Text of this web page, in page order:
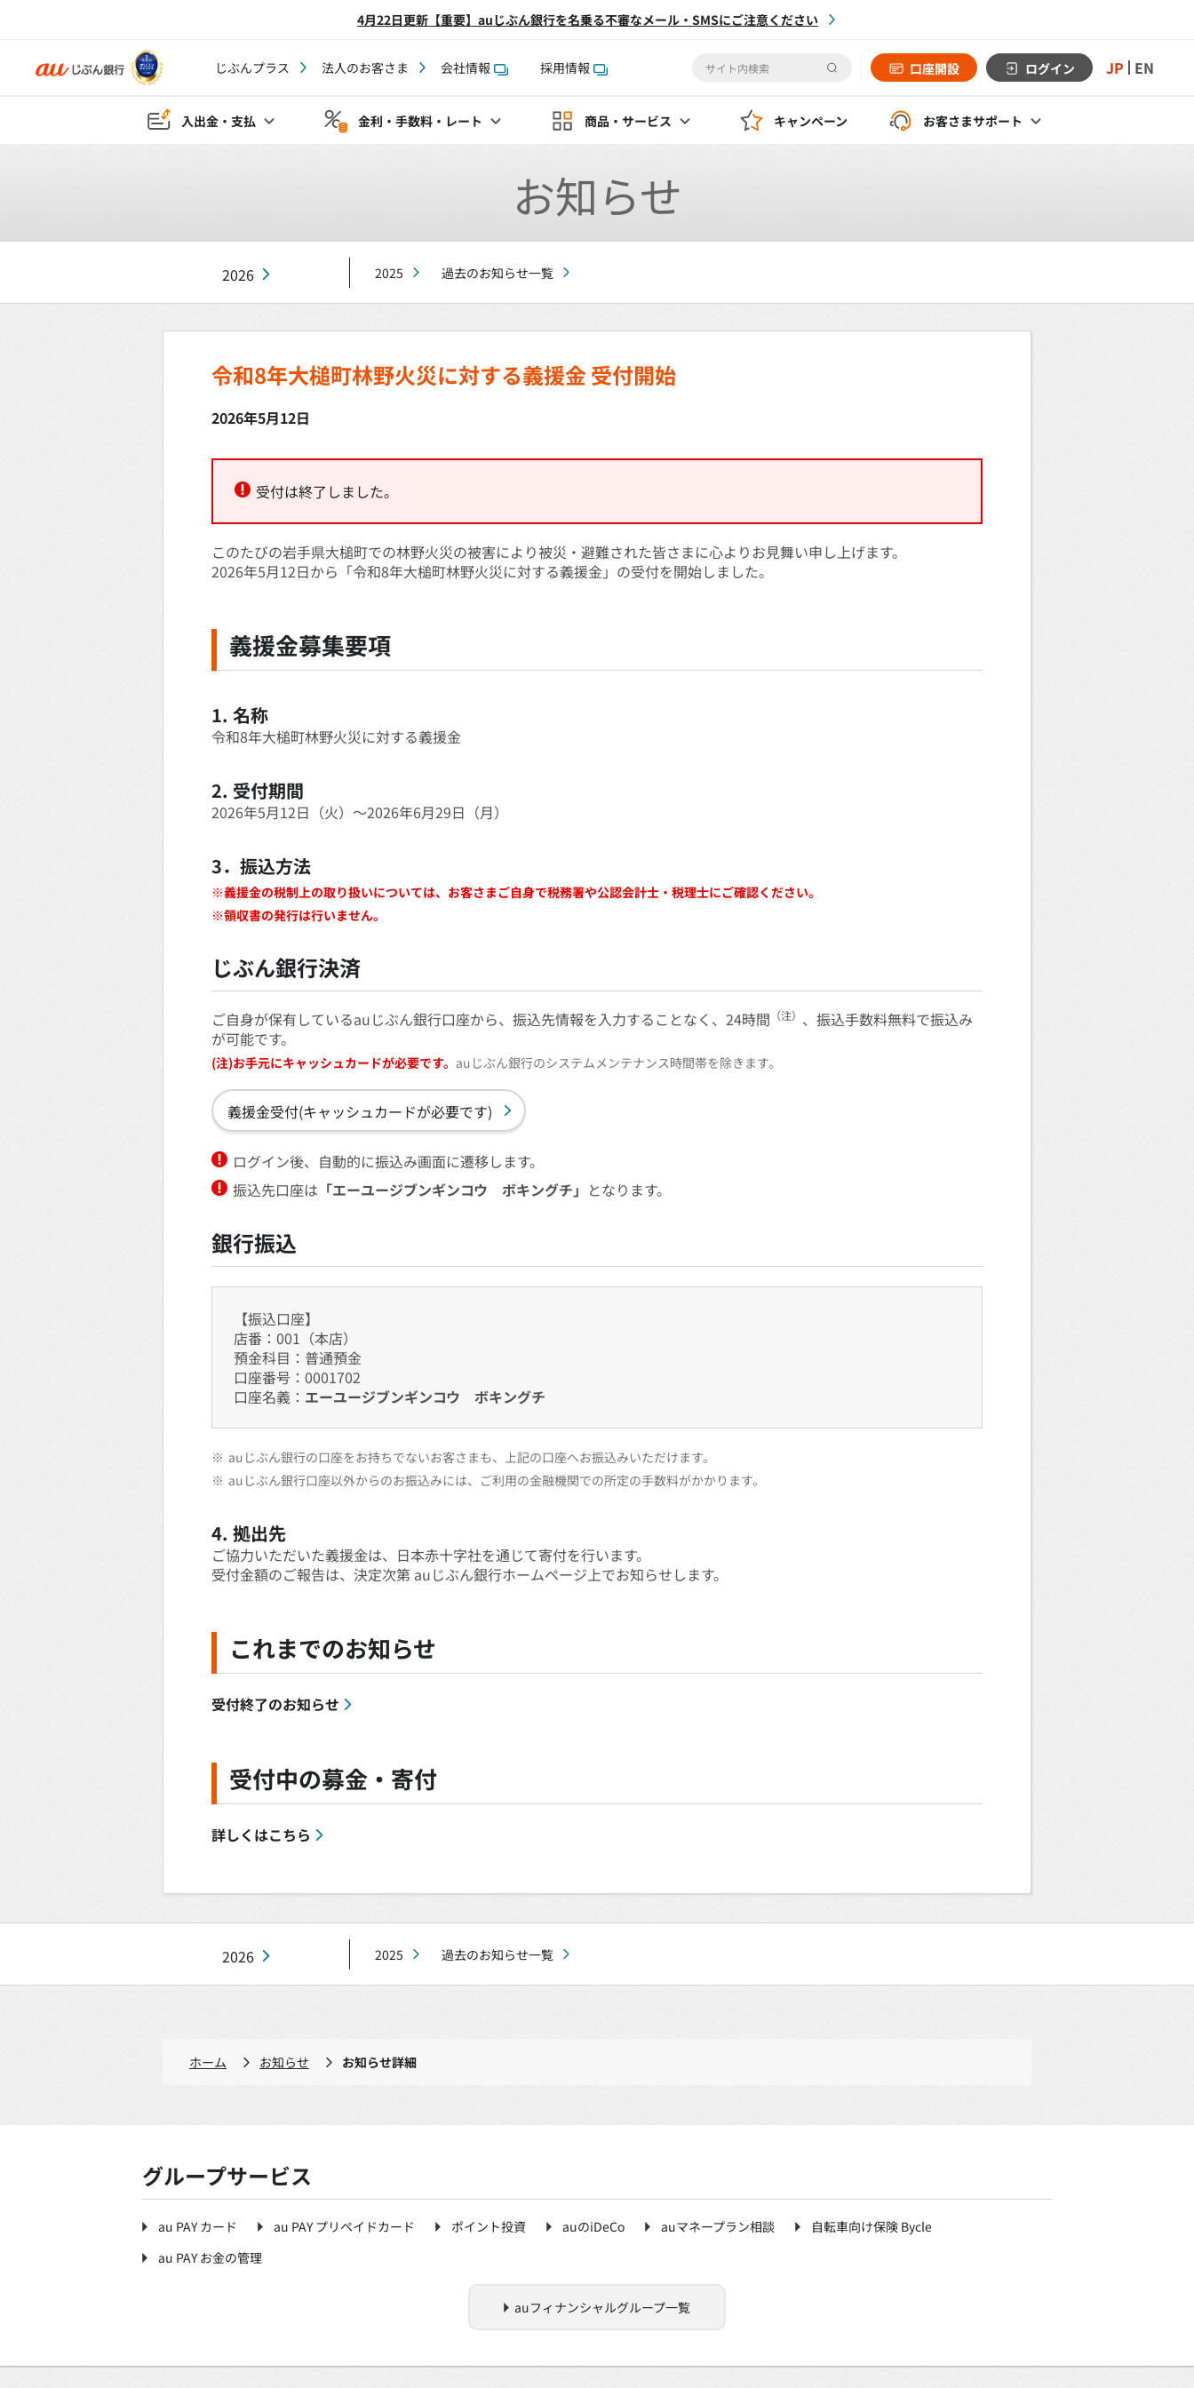
4月22日更新【重要】auじぶん銀行を名乗る不審なメール・SMSにご注意ください
じぶんプラス 法人のお客さま 会社情報 採用情報 口座開設 ログイン JP EN
入出金・支払 金利・手数料・レート 商品・サービス キャンペーン お客さまサポート
お知らせ
2026 2025 過去のお知らせ一覧
令和8年大槌町林野火災に対する義援金 受付開始
2026年5月12日
受付は終了しました。
このたびの岩手県大槌町での林野火災の被害により被災・避難された皆さまに心よりお見舞い申し上げます。
2026年5月12日から「令和8年大槌町林野火災に対する義援金」の受付を開始しました。
義援金募集要項
1. 名称
令和8年大槌町林野火災に対する義援金
2. 受付期間
2026年5月12日（火）～2026年6月29日（月）
3．振込方法
※義援金の税制上の取り扱いについては、お客さまご自身で税務署や公認会計士・税理士にご確認ください。
※領収書の発行は行いません。
じぶん銀行決済
ご自身が保有しているauじぶん銀行口座から、振込先情報を入力することなく、24時間 （注） 、振込手数料無料で振込み
が可能です。
(注)お手元にキャッシュカードが必要です。 auじぶん銀行のシステムメンテナンス時間帯を除きます。
義援金受付(キャッシュカードが必要です)
ログイン後、自動的に振込み画面に遷移します。
振込先口座は 「エーユージブンギンコウ ボキングチ」 となります。
銀行振込
【振込口座】
店番：001（本店）
預金科目：普通預金
口座番号：0001702
口座名義： エーユージブンギンコウ ボキングチ
※ auじぶん銀行の口座をお持ちでないお客さまも、上記の口座へお振込みいただけます。
※ auじぶん銀行口座以外からのお振込みには、ご利用の金融機関での所定の手数料がかかります。
4. 拠出先
ご協力いただいた義援金は、日本赤十字社を通じて寄付を行います。
受付金額のご報告は、決定次第 auじぶん銀行ホームページ上でお知らせします。
これまでのお知らせ
受付終了のお知らせ
受付中の募金・寄付
詳しくはこちら
2026 2025 過去のお知らせ一覧
ホーム お知らせ お知らせ詳細
グループサービス
au PAY カード au PAY プリペイドカード ポイント投資 auのiDeCo auマネープラン相談
自転車向け保険 Bycle
au PAY お金の管理
auフィナンシャルグループ一覧